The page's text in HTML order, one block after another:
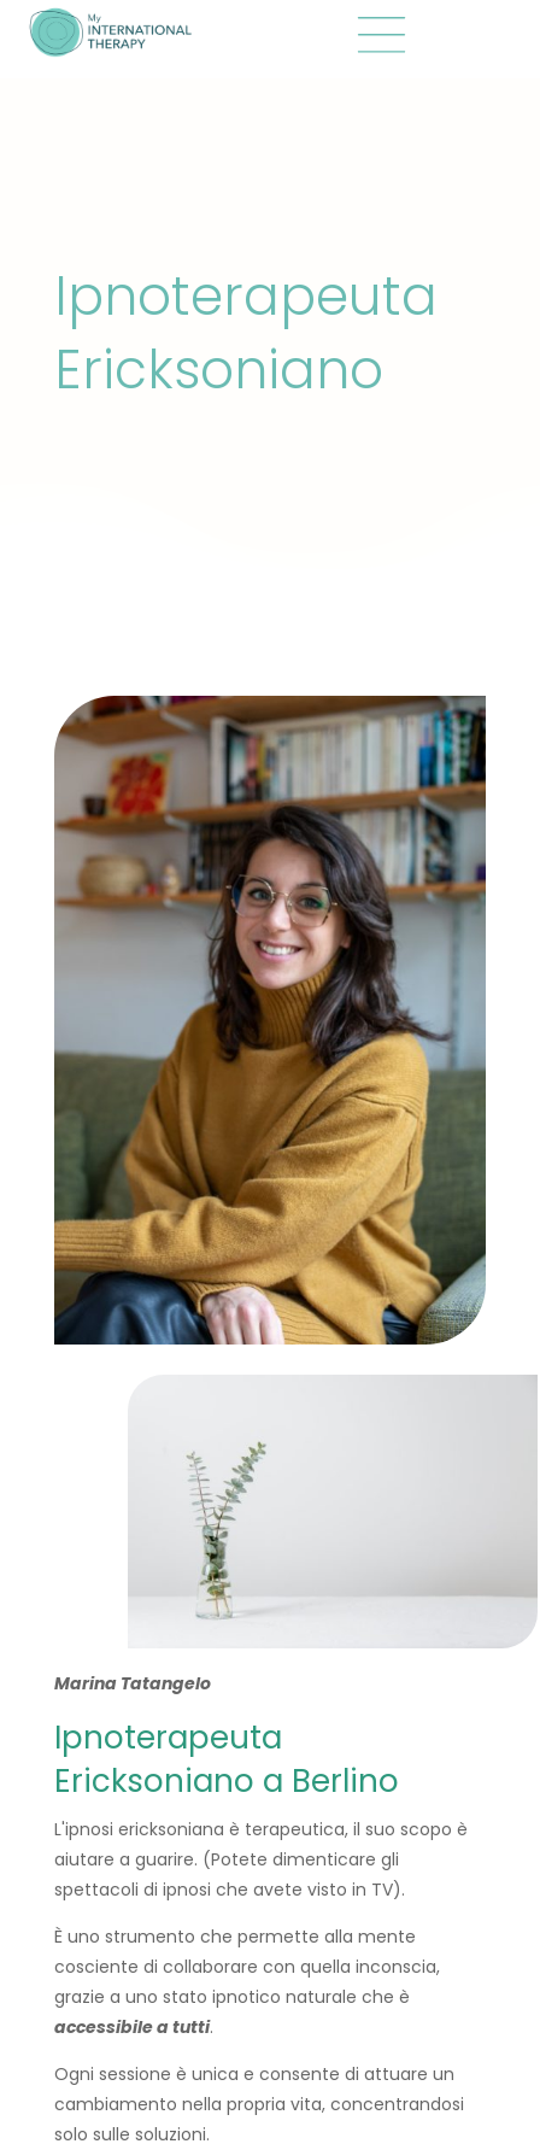
Ipnoterapeuta
Ericksoniano
Marina Tatangelo
Ipnoterapeuta
Ericksoniano a Berlino
L'ipnosi ericksoniana è terapeutica, il suo scopo è
aiutare a guarire. (Potete dimenticare gli
spettacoli di ipnosi che avete visto in TV).
È uno strumento che permette alla mente
cosciente di collaborare con quella inconscia,
grazie a uno stato ipnotico naturale che è
accessibile a tutti.
Ogni sessione è unica e consente di attuare un
cambiamento nella propria vita, concentrandosi
solo sulle soluzioni.